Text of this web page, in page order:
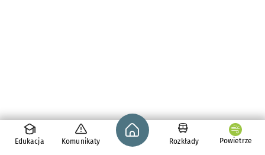
Edukacja Komunikaty
Strona główna - wroclaw.pl
Rozkłady Powietrze